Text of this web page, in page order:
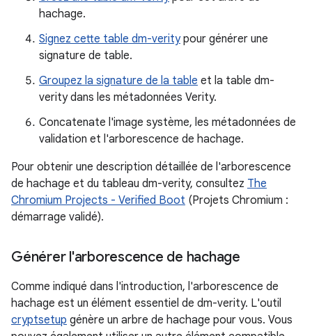
hachage.
Signez cette table dm-veritypour générer une
signature de table.
Groupez la signature de la table et la table dm-
verity dans les métadonnées Verity.
Concatenate l'image système, les métadonnées de
validation et l'arborescence de hachage.
Pour obtenir une description détaillée de l'arborescence
de hachage et du tableau dm-verity, consultez The
Chromium Projects - Verified Boot (Projets Chromium :
démarrage validé).
Générer l'arborescence de hachage
Comme indiqué dans l'introduction, l'arborescence de
hachage est un élément essentiel de dm-verity. L'outil
cryptsetup génère un arbre de hachage pour vous. Vous